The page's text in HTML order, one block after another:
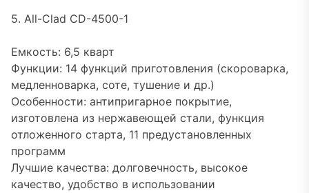
5. All-Clad CD-4500-1
Емкость: 6,5 кварт
Функции: 14 функций приготовления (скороварка,
медленноварка, соте, тушение и др.)
Особенности: антипригарное покрытие,
изготовлена из нержавеющей стали, функция
отложенного старта, 11 предустановленных
программ
Лучшие качества: долговечность, высокое
качество, удобство в использовании